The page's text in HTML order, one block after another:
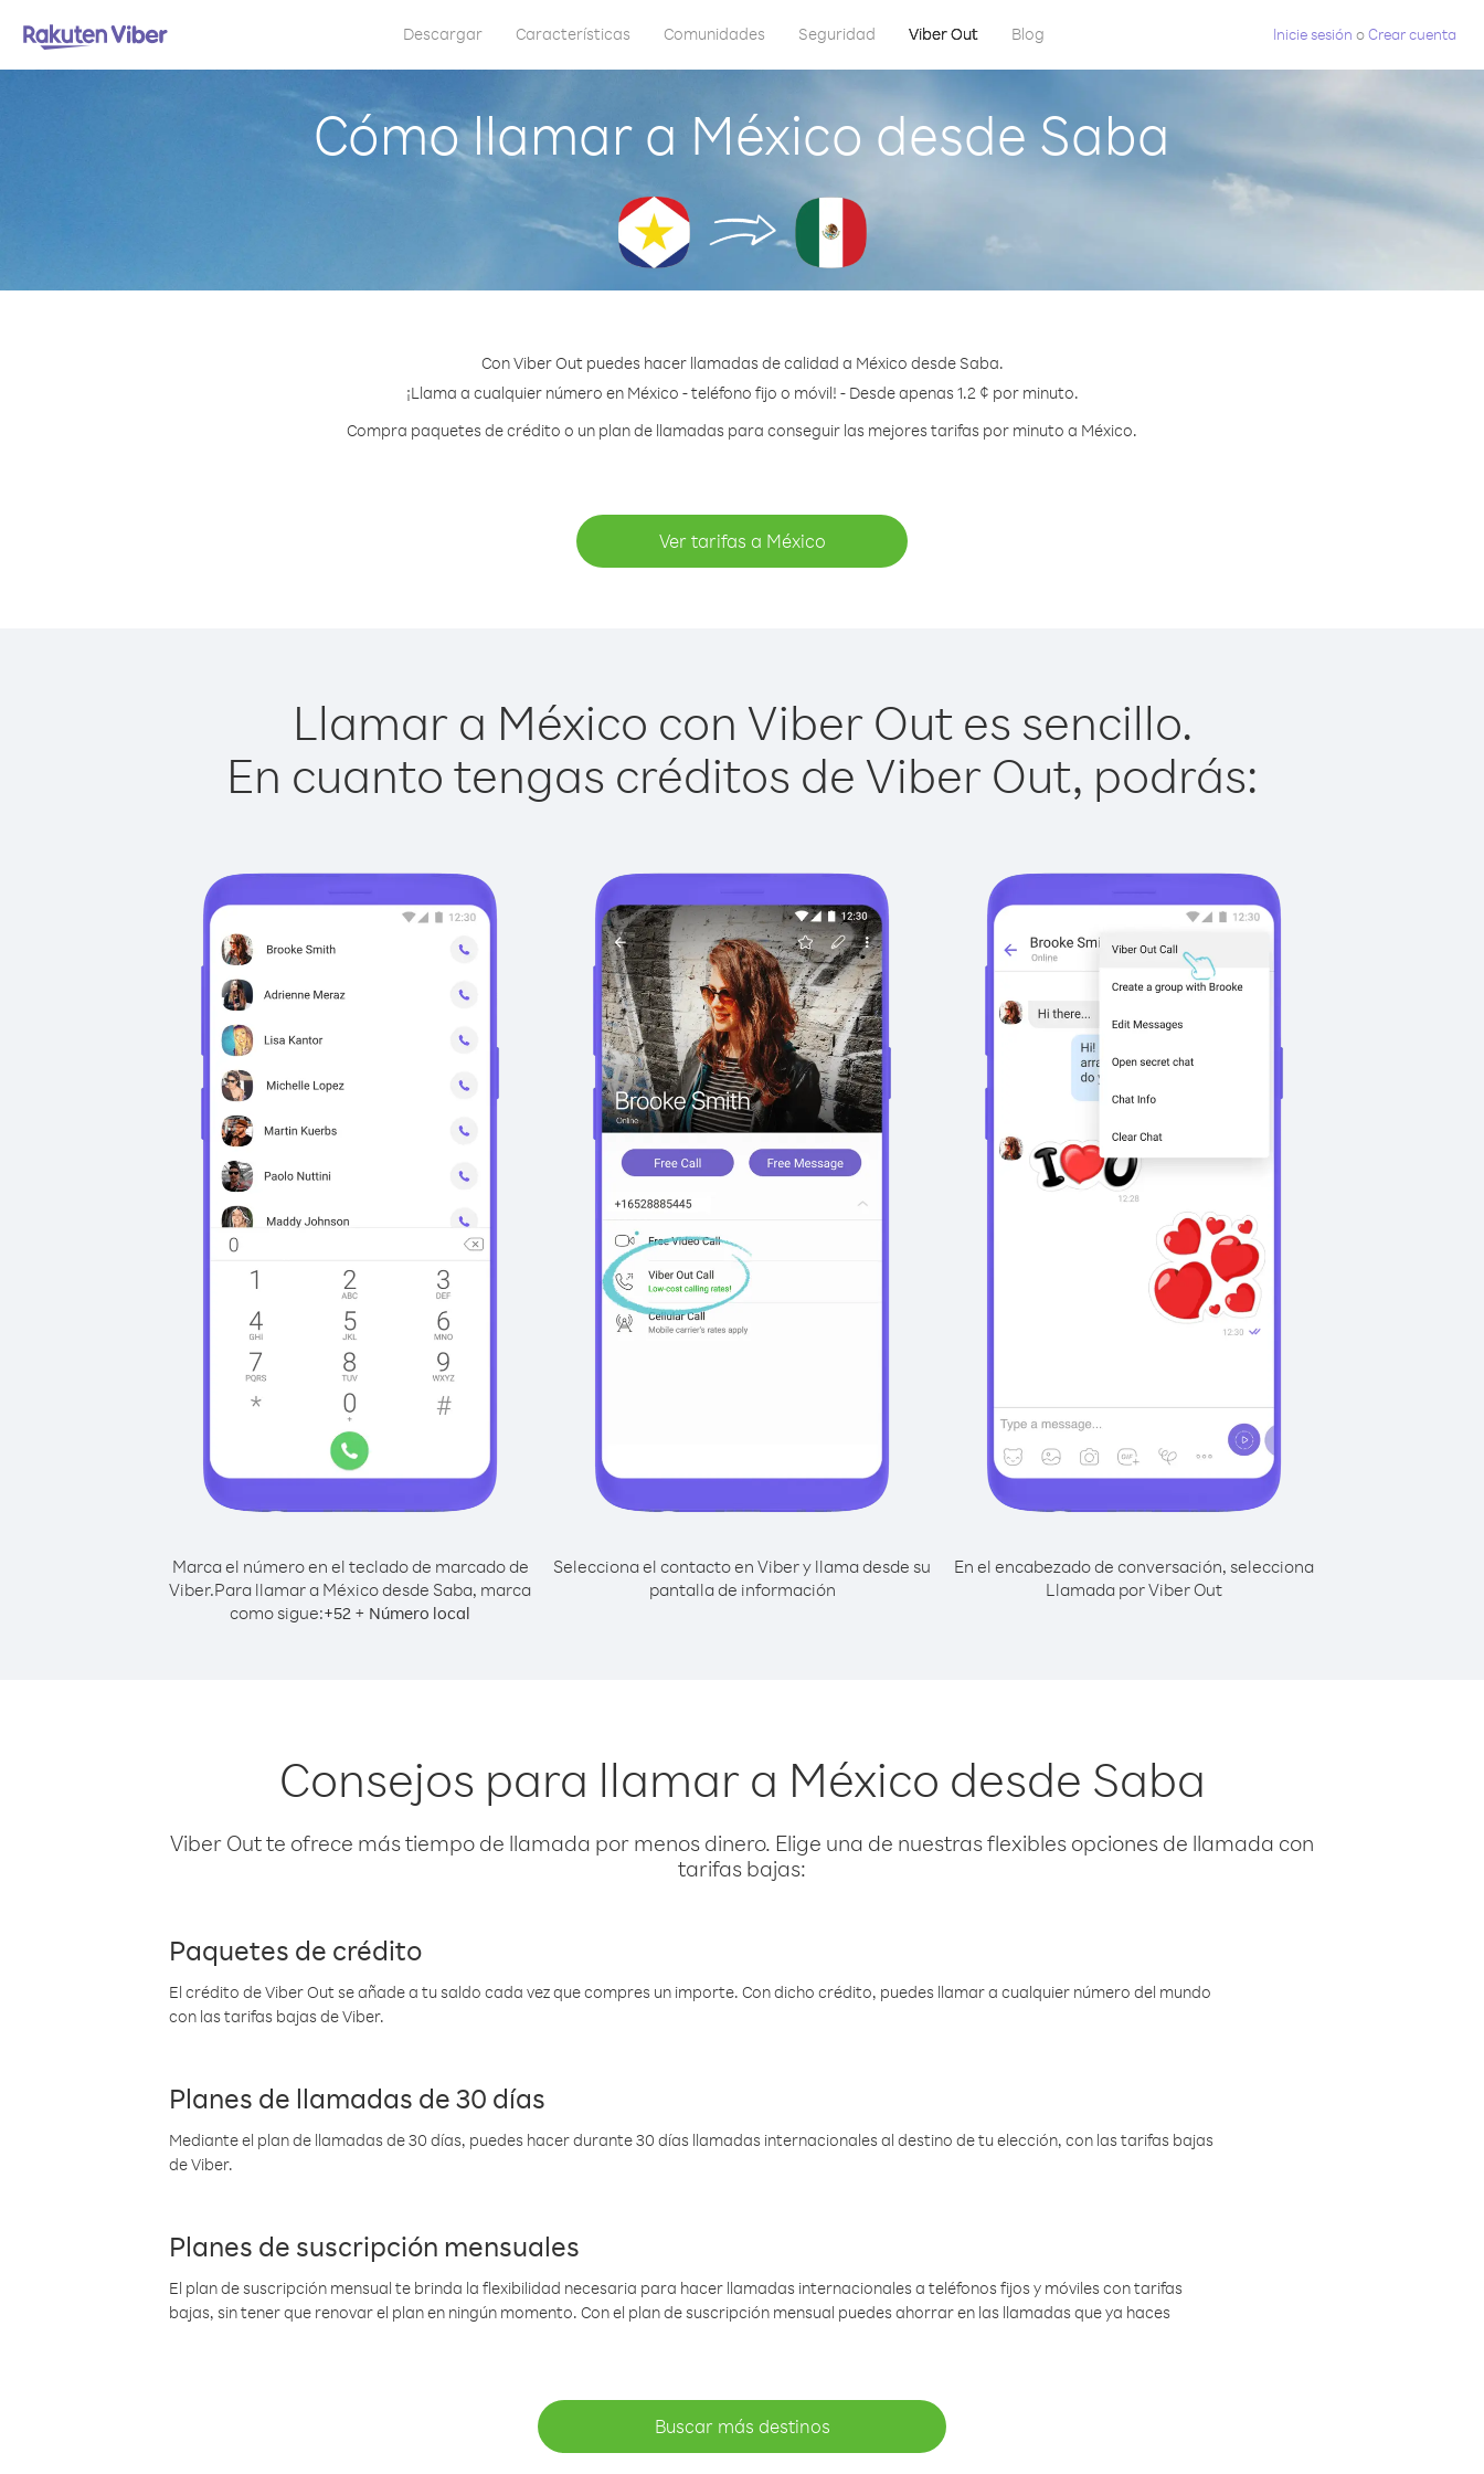
Descargar Características Comunidades Seguridad Viber Out Blog Inicie sesión oCrear cuenta
Cómo llamar a México desde Saba
Con Viber Out puedes hacer llamadas de calidad a México desde Saba.
¡Llama a cualquier número en México - teléfono fijo o móvil! - Desde apenas 1.2 ¢ por minuto.
Compra paquetes de crédito o un plan de llamadas para conseguir las mejores tarifas por minuto a México.
Ver tarifas a México
Llamar a México con Viber Out es sencillo.
En cuanto tengas créditos de Viber Out, podrás:
Marca el número en el teclado de marcado de
Viber.Para llamar a México desde Saba, marca
como sigue:+52 + Número local
Selecciona el contacto en Viber y llama desde su
pantalla de información
En el encabezado de conversación, selecciona
Llamada por Viber Out
Consejos para llamar a México desde Saba
Viber Out te ofrece más tiempo de llamada por menos dinero. Elige una de nuestras flexibles opciones de llamada con
tarifas bajas:
Paquetes de crédito
El crédito de Viber Out se añade a tu saldo cada vez que compres un importe. Con dicho crédito, puedes llamar a cualquier número del mundo
con las tarifas bajas de Viber.
Planes de llamadas de 30 días
Mediante el plan de llamadas de 30 días, puedes hacer durante 30 días llamadas internacionales al destino de tu elección, con las tarifas bajas
de Viber.
Planes de suscripción mensuales
El plan de suscripción mensual te brinda la flexibilidad necesaria para hacer llamadas internacionales a teléfonos fijos y móviles con tarifas
bajas, sin tener que renovar el plan en ningún momento. Con el plan de suscripción mensual puedes ahorrar en las llamadas que ya haces
Buscar más destinos